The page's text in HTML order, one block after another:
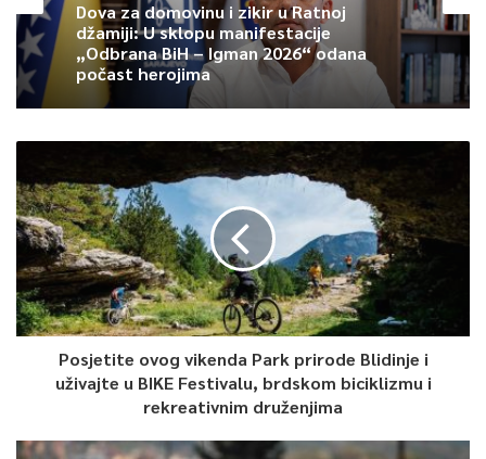
Raduje me da su i ova lica ostvarila ova prava, obzirom da do
sada nisu bili korisnici sredstava Ministarstva”, kazao je
ministar Osmanović.
isporuku potpisivati posebni ugovori u okviru spomenutog
dokumenta. Krajnji rok za izvršenje okvirnog sporazuma je 31.
decembar tekuće godine.
0
Article Rating
Dova za domovinu i zikir u Ratnoj
džamiji: U sklopu manifestacije
„Odbrana BiH – Igman 2026“ odana
počast herojima
Posjetite ovog vikenda Park prirode Blidinje i
uživajte u BIKE Festivalu, brdskom biciklizmu i
rekreativnim druženjima